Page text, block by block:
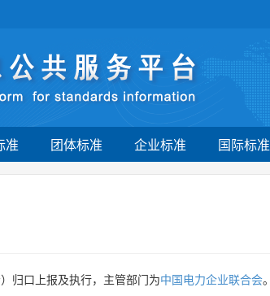
准 团体标准 企业标准 国际标准
归口上报及执行，主管部门为中国电力企业联合会。